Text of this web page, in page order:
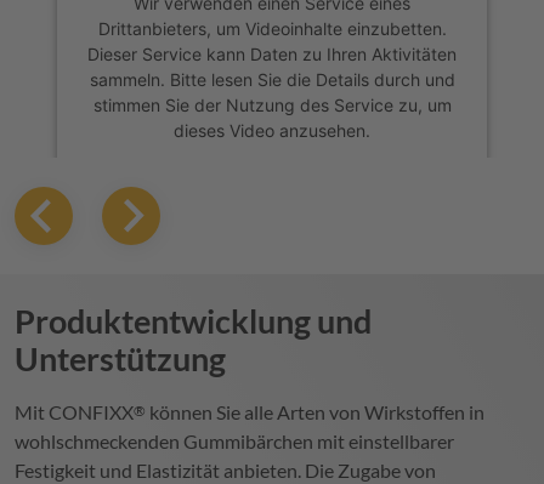
Drittanbieters, um Videoinhalte einzubetten.
Dieser Service kann Daten zu Ihren Aktivitäten
sammeln. Bitte lesen Sie die Details durch und
stimmen Sie der Nutzung des Service zu, um
dieses Video anzusehen.
Management Platform
Produktentwicklung und
Unterstützung
Mit CONFIXX® können Sie alle Arten von Wirkstoffen in
wohlschmeckenden Gummibärchen mit einstellbarer
Festigkeit und Elastizität anbieten. Die Zugabe von